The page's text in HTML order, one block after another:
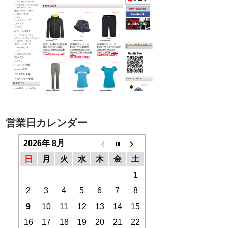
営業日カレンダー
2026年 8月
日
月 火 水 木 金
土
1
2
3 4 5 6 7
8
9
10 11 12 13 14
15
16
17 18 19 20 21 22